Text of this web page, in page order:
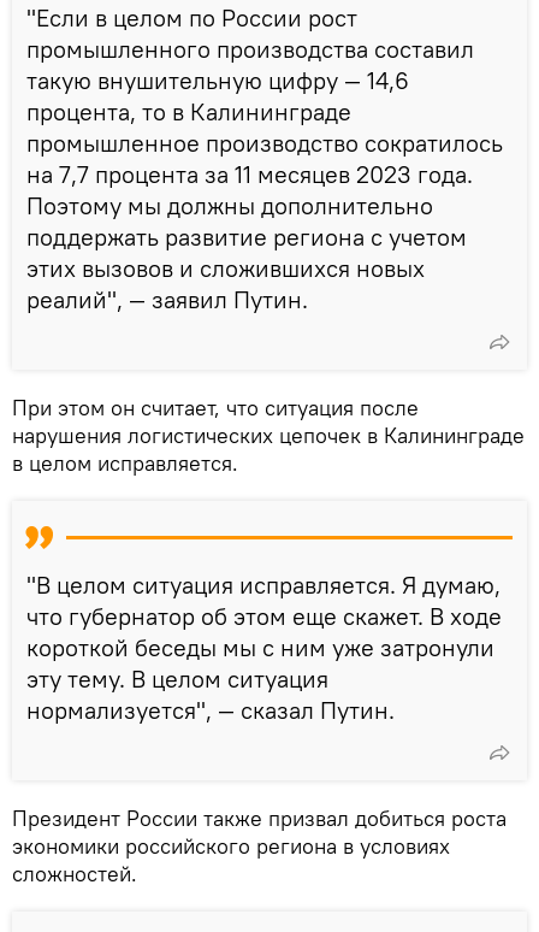
"Если в целом по России рост
промышленного производства составил
такую внушительную цифру — 14,6
процента, то в Калининграде
промышленное производство сократилось
на 7,7 процента за 11 месяцев 2023 года.
Поэтому мы должны дополнительно
поддержать развитие региона с учетом
этих вызовов и сложившихся новых
реалий", — заявил Путин.
При этом он считает, что ситуация после
нарушения логистических цепочек в Калининграде
в целом исправляется.
"В целом ситуация исправляется. Я думаю,
что губернатор об этом еще скажет. В ходе
короткой беседы мы с ним уже затронули
эту тему. В целом ситуация
нормализуется", — сказал Путин.
Президент России также призвал добиться роста
экономики российского региона в условиях
сложностей.